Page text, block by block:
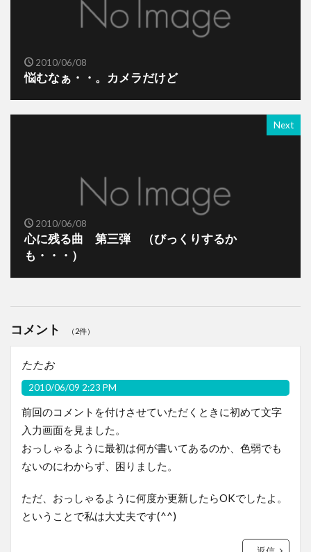
2010/06/08
悩むなぁ・・。カメラだけど
Next
2010/06/08
心に残る曲 第三弾 （びっくりするか
も・・・）
コメント （2件）
たたお
2010/06/09 2:23 PM
前回のコメントを付けさせていただくときに初めて文字
入力画面を見ました。
おっしゃるように最初は何が書いてあるのか、色弱でも
ないのにわからず、困りました。
ただ、おっしゃるように何度か更新したらOKでしたよ。
ということで私は大丈夫です(^^)